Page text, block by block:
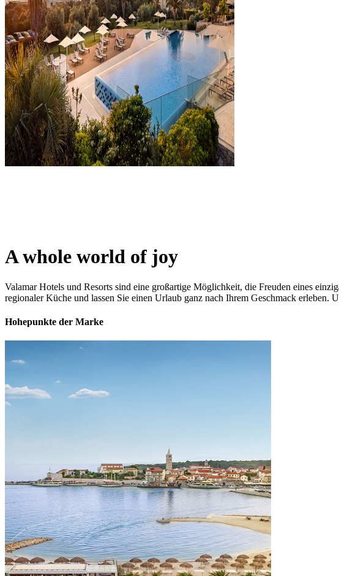
A whole world of joy
Valamar Hotels und Resorts sind eine großartige Möglichkeit, die Freuden eines
regionaler Küche und lassen Sie einen Urlaub ganz nach Ihrem Geschmack
Hohepunkte der Marke